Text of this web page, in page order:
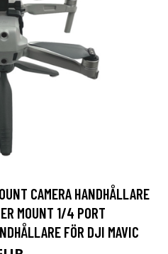
CAMERA HANDHÅLLARE
MOUNT 1/4 PORT
FÖR DJI MAVIC